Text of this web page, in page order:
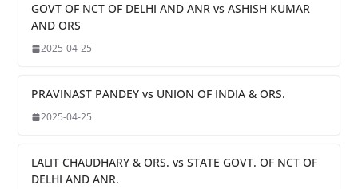
GOVT OF NCT OF DELHI AND ANR vs ASHISH KUMAR
AND ORS
2025-04-25
PRAVINAST PANDEY vs UNION OF INDIA & ORS.
2025-04-25
LALIT CHAUDHARY & ORS. vs STATE GOVT. OF NCT OF
DELHI AND ANR.